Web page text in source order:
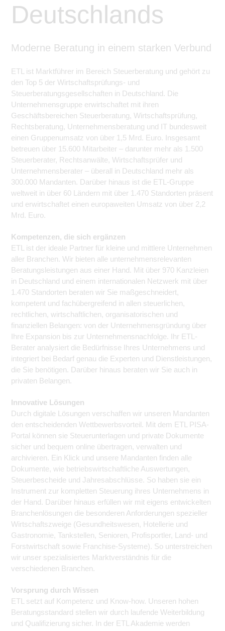
Deutschlands
Moderne Beratung in einem starken Verbund
ETL ist Marktführer im Bereich Steuerberatung und gehört zu
den Top 5 der Wirtschaftsprüfungs- und
Steuerberatungsgesellschaften in Deutschland. Die
Unternehmensgruppe erwirtschaftet mit ihren
Geschäftsbereichen Steuerberatung, Wirtschaftsprüfung,
Rechtsberatung, Unternehmensberatung und IT bundesweit
einen Gruppenumsatz von über 1,5 Mrd. Euro. Insgesamt
betreuen über 15.600 Mitarbeiter – darunter mehr als 1.500
Steuerberater, Rechtsanwälte, Wirtschaftsprüfer und
Unternehmensberater – überall in Deutschland mehr als
300.000 Mandanten. Darüber hinaus ist die ETL-Gruppe
weltweit in über 60 Ländern mit über 1.470 Standorten präsent
und erwirtschaftet einen europaweiten Umsatz von über 2,2
Mrd. Euro.
Kompetenzen, die sich ergänzen
ETL ist der ideale Partner für kleine und mittlere Unternehmen
aller Branchen. Wir bieten alle unternehmensrelevanten
Beratungsleistungen aus einer Hand. Mit über 970 Kanzleien
in Deutschland und einem internationalen Netzwerk mit über
1.470 Standorten beraten wir Sie maßgeschneidert,
kompetent und fachübergreifend in allen steuerlichen,
rechtlichen, wirtschaftlichen, organisatorischen und
finanziellen Belangen: von der Unternehmensgründung über
Ihre Expansion bis zur Unternehmensnachfolge. Ihr ETL-
Berater analysiert die Bedürfnisse Ihres Unternehmens und
integriert bei Bedarf genau die Experten und Dienstleistungen,
die Sie benötigen. Darüber hinaus beraten wir Sie auch in
privaten Belangen.
Innovative Lösungen
Durch digitale Lösungen verschaffen wir unseren Mandanten
den entscheidenden Wettbewerbsvorteil. Mit dem ETL PISA-
Portal können sie Steuerunterlagen und private Dokumente
sicher und bequem online übertragen, verwalten und
archivieren. Ein Klick und unsere Mandanten finden alle
Dokumente, wie betriebswirtschaftliche Auswertungen,
Steuerbescheide und Jahresabschlüsse. So haben sie ein
Instrument zur kompletten Steuerung ihres Unternehmens in
der Hand. Darüber hinaus erfüllen wir mit eigens entwickelten
Branchenlösungen die besonderen Anforderungen spezieller
Wirtschaftszweige (Gesundheitswesen, Hotellerie und
Gastronomie, Tankstellen, Senioren, Profisportler, Land- und
Forstwirtschaft sowie Franchise-Systeme). So unterstreichen
wir unser spezialisiertes Marktverständnis für die
verschiedenen Branchen.
Vorsprung durch Wissen
ETL setzt auf Kompetenz und Know-how. Unseren hohen
Beratungsstandard stellen wir durch laufende Weiterbildung
und Qualifizierung sicher. In der ETL Akademie werden